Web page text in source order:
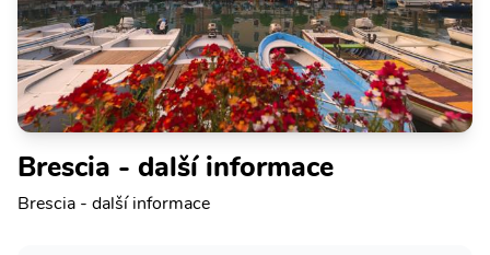
Brescia - další informace
Brescia - další informace